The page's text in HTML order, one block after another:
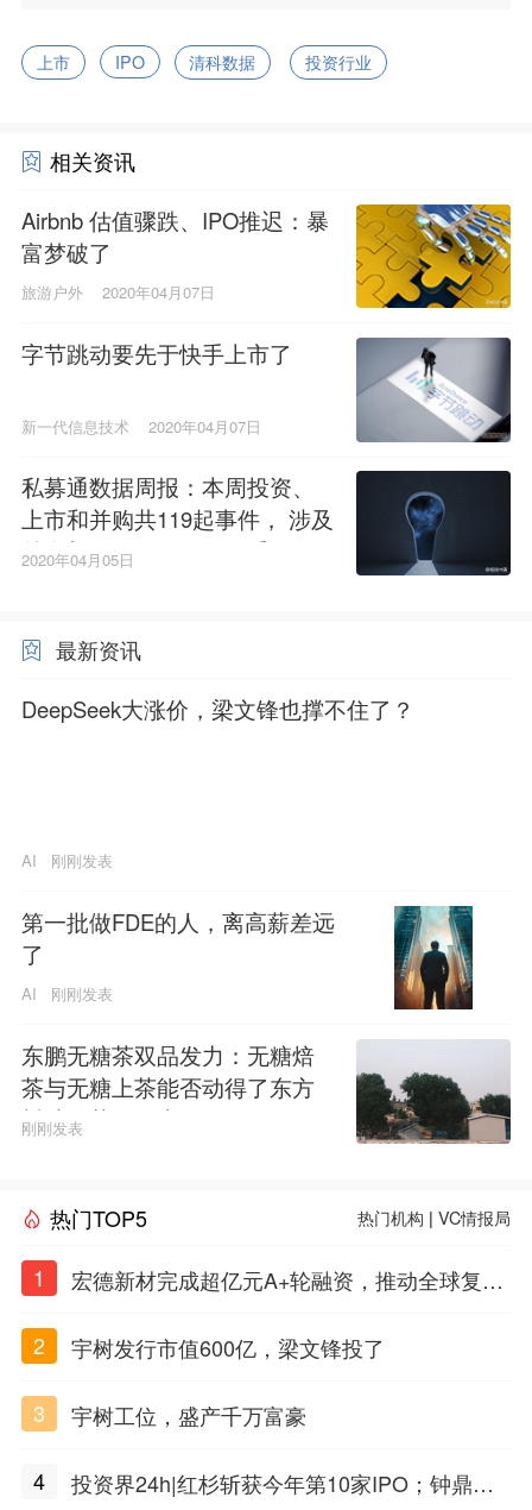
上市 IPO 清科数据 投资行业
相关资讯
Airbnb 估值骤跌、IPO推迟：暴
富梦破了
旅游户外 2020年04月07日
字节跳动要先于快手上市了
新一代信息技术 2020年04月07日
私募通数据周报：本周投资、
上市和并购共119起事件， 涉及
总金额747.00亿元人民币
2020年04月05日
最新资讯
DeepSeek大涨价，梁文锋也撑不住了？
AI 刚刚发表
第一批做FDE的人，离高薪差远
了
AI 刚刚发表
东鹏无糖茶双品发力：无糖焙
茶与无糖上茶能否动得了东方
树叶的茶饮江山
刚刚发表
热门TOP5 热门机构 |VC情报局
1
宏德新材完成超亿元A+轮融资，推动全球复合
2
宇树发行市值600亿，梁文锋投了
3 宇树工位，盛产千万富豪
4
投资界24h|红杉斩获今年第10家IPO；钟鼎投